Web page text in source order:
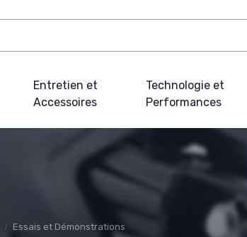
Entretien et
Accessoires
Technologie et
Performances
Essais et Démonstrations